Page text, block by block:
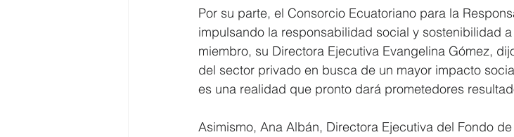
Por su parte, el Consorcio Ecuatoriano para la
impulsando la responsabilidad social y sostenibilidad
miembro, su Directora Ejecutiva Evangelina Gómez,
del sector privado en busca de un mayor impacto
es una realidad que pronto dará prometedores
Asimismo, Ana Albán, Directora Ejecutiva del Fondo